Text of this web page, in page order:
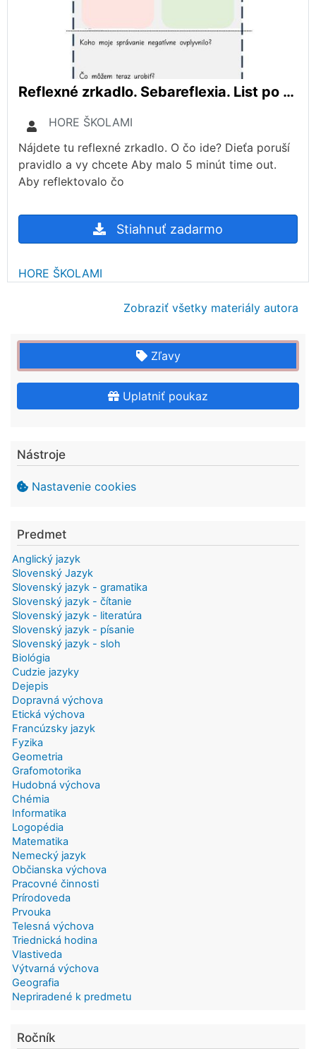
Reflexné zrkadlo. Sebareflexia. List po porušení pravidiel.
HORE ŠKOLAMI
Nájdete tu reflexné zrkadlo. O čo ide? Dieťa poruší
pravidlo a vy chcete Aby malo 5 minút time out.
Aby reflektovalo čo
Stiahnuť zadarmo
HORE ŠKOLAMI
Zobraziť všetky materiály autora
Zľavy
Uplatniť poukaz
Nástroje
Nastavenie cookies
Predmet
Anglický jazyk
Slovenský Jazyk
Slovenský jazyk - gramatika
Slovenský jazyk - čítanie
Slovenský jazyk - literatúra
Slovenský jazyk - písanie
Slovenský jazyk - sloh
Biológia
Cudzie jazyky
Dejepis
Dopravná výchova
Etická výchova
Francúzsky jazyk
Fyzika
Geometria
Grafomotorika
Hudobná výchova
Chémia
Informatika
Logopédia
Matematika
Nemecký jazyk
Občianska výchova
Pracovné činnosti
Prírodoveda
Prvouka
Telesná výchova
Triednická hodina
Vlastiveda
Výtvarná výchova
Geografia
Nepriradené k predmetu
Ročník